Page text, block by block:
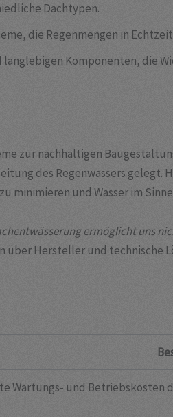
Dachtypen.
die Regenmengen in
langlebigen Komponenten, die
zur nachhaltigen
des Regenwassers
und Wasser im
ermöglicht uns
Hersteller und technische
Wartungs- und Betriebskosten